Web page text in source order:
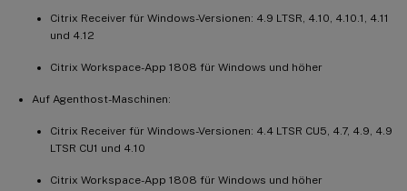
Citrix Receiver für Windows-Versionen: 4.9 LTSR, 4.10, 4.10.1, 4.11
und 4.12
Citrix Workspace-App 1808 für Windows und höher
Auf Agenthost-Maschinen:
Citrix Receiver für Windows-Versionen: 4.4 LTSR CU5, 4.7, 4.9, 4.9
LTSR CU1 und 4.10
Citrix Workspace-App 1808 für Windows und höher